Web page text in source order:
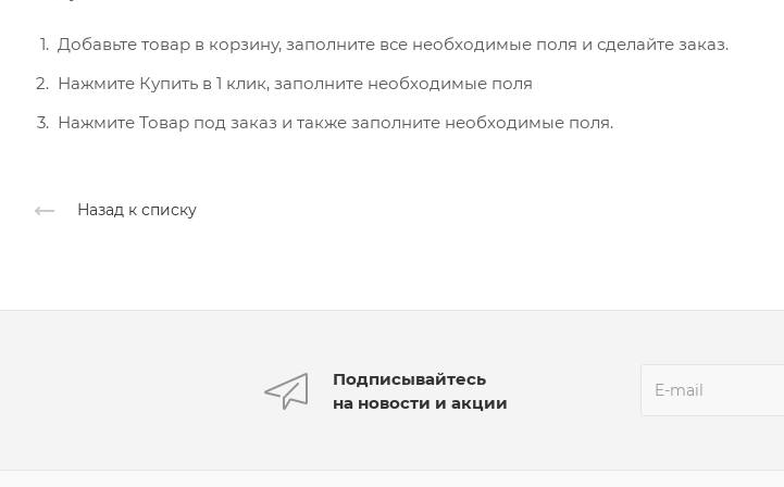
Добавьте товар в корзину, заполните все необходимые поля и сделайте заказ.
Нажмите Купить в 1 клик, заполните необходимые поля
Нажмите Товар под заказ и также заполните необходимые поля.
Назад к списку
Подписывайтесь
на новости и акции